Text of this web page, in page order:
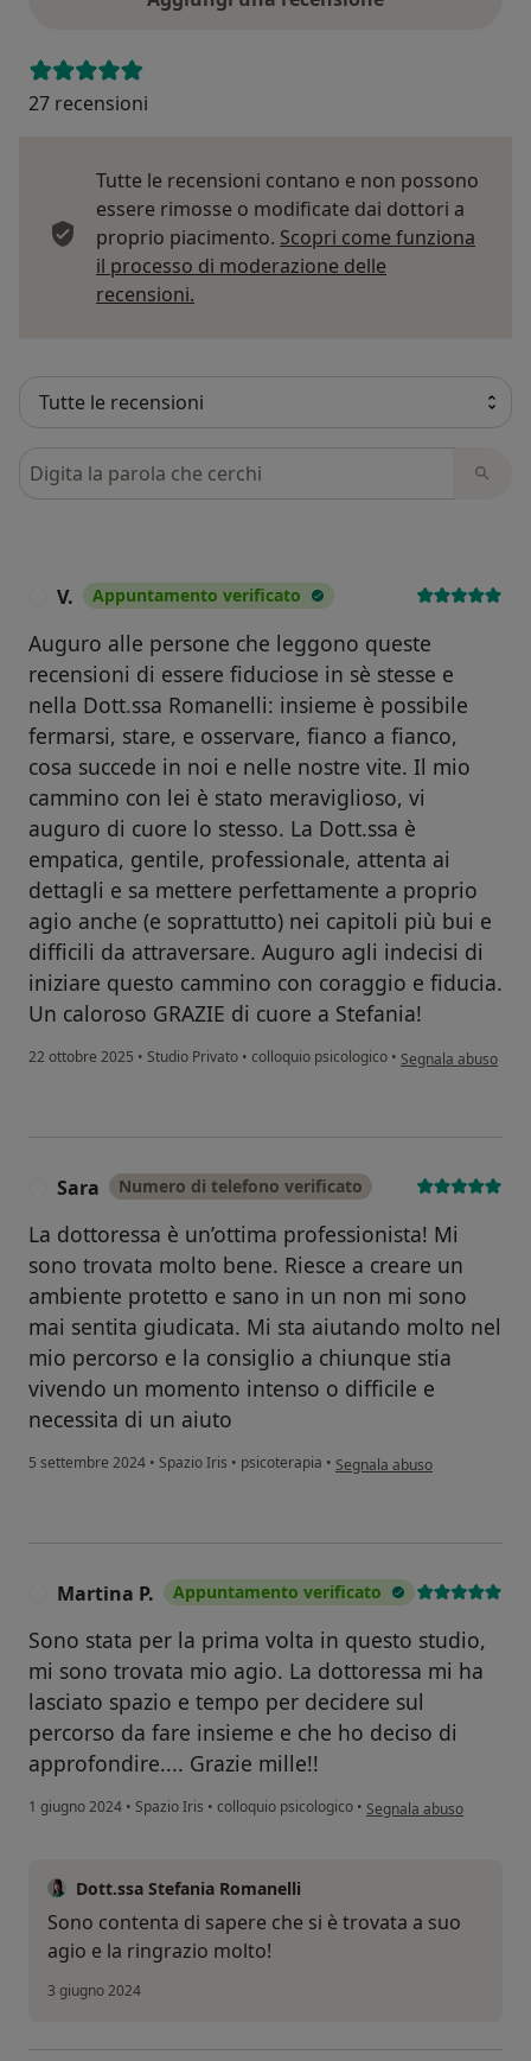
27 recensioni
Tutte le recensioni contano e non possono
essere rimosse o modificate dai dottori a
proprio piacimento. Scopri come funziona
il processo di moderazione delle
recensioni.
Cerca nelle recensioni
V. Appuntamento verificato
Auguro alle persone che leggono queste
recensioni di essere fiduciose in sè stesse e
nella Dott.ssa Romanelli: insieme è possibile
fermarsi, stare, e osservare, fianco a fianco,
cosa succede in noi e nelle nostre vite. Il mio
cammino con lei è stato meraviglioso, vi
auguro di cuore lo stesso. La Dott.ssa è
empatica, gentile, professionale, attenta ai
dettagli e sa mettere perfettamente a proprio
agio anche (e soprattutto) nei capitoli più bui e
difficili da attraversare. Auguro agli indecisi di
iniziare questo cammino con coraggio e fiducia.
Un caloroso GRAZIE di cuore a Stefania!
22 ottobre 2025 • Studio Privato • colloquio psicologico • secondo l'opinione
Segnala abuso
Sara Numero di telefono verificato
La dottoressa è un’ottima professionista! Mi
sono trovata molto bene. Riesce a creare un
ambiente protetto e sano in un non mi sono
mai sentita giudicata. Mi sta aiutando molto nel
mio percorso e la consiglio a chiunque stia
vivendo un momento intenso o difficile e
necessita di un aiuto
5 settembre 2024 • Spazio Iris • psicoterapia • secondo l'opinione
Segnala abuso
Martina P. Appuntamento verificato
Sono stata per la prima volta in questo studio,
mi sono trovata mio agio. La dottoressa mi ha
lasciato spazio e tempo per decidere sul
percorso da fare insieme e che ho deciso di
approfondire.... Grazie mille!!
1 giugno 2024 • Spazio Iris • colloquio psicologico • secondo l'opinione
Segnala abuso
Dott.ssa Stefania Romanelli
Sono contenta di sapere che si è trovata a suo
agio e la ringrazio molto!
3 giugno 2024